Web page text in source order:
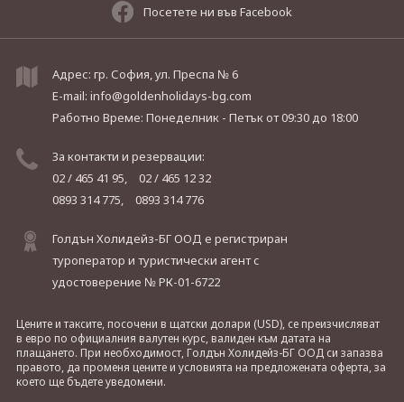
Посетете ни във Facebook
Адрес: гр. София, ул. Преспа № 6
E-mail: info@goldenholidays-bg.com
Работно Време: Понеделник - Петъкот 09:30 до 18:00
За контакти и резервации:
02 / 465 41 95,
02 / 465 12 32
0893 314 775,
0893 314 776
Голдън Холидейз-БГ ООД е регистриран
туроператор и туристически агент с
удостоверение № РК-01-6722
Цените и таксите, посочени в щатски долари (USD), се преизчисляват
в евро по официалния валутен курс, валиден към датата на
плащането. При необходимост, Голдън Холидейз-БГ ООД си запазва
правото, да променя цените и условията на предложената оферта, за
което ще бъдете уведомени.